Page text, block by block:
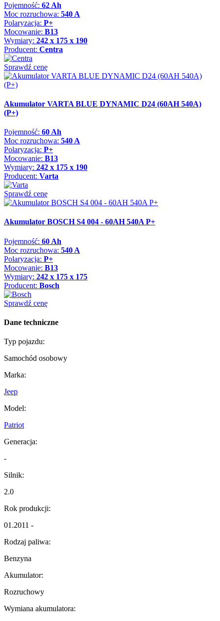
Pojemność: 62 Ah
Moc rozruchowa: 540 A
Polaryzacja: P+
Mocowanie: B13
Wymiary: 242 x 175 x 190
Producent: Centra
Sprawdź cenę
Akumulator VARTA BLUE DYNAMIC D24 (60AH 540A)
(P+)
Pojemność: 60 Ah
Moc rozruchowa: 540 A
Polaryzacja: P+
Mocowanie: B13
Wymiary: 242 x 175 x 190
Producent: Varta
Sprawdź cenę
Akumulator BOSCH S4 004 - 60AH 540A P+
Pojemność: 60 Ah
Moc rozruchowa: 540 A
Polaryzacja: P+
Mocowanie: B13
Wymiary: 242 x 175 x 175
Producent: Bosch
Sprawdź cenę
Dane techniczne
Typ pojazdu:
Samochód osobowy
Marka:
Jeep
Model:
Patriot
Generacja:
-
Silnik:
2.0
Rok produkcji:
01.2011 -
Rodzaj paliwa:
Benzyna
Akumulator:
Rozruchowy
Wymiana akumulatora: